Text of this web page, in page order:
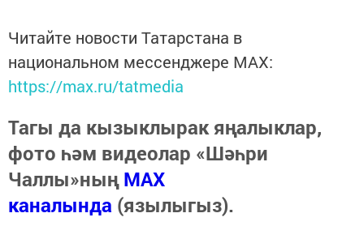
Читайте новости Татарстана в
национальном мессенджере MАХ:
https://max.ru/tatmedia
Тагы да кызыклырак яңалыклар,
фото һәм видеолар «Шәһри
Чаллы»ныңMAX
каналында (язылыгыз).